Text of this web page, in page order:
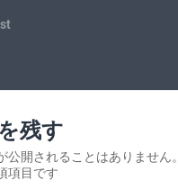
残す
公開されることはありません。
項目です